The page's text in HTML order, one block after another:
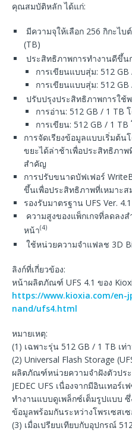
คุณสมบัติหลัก ได้แก่:
มีความจุให้เลือก 256 กิกะไบ
(TB)
ประสิทธิภาพการทำงานดีขึ้น
การเขียนแบบสุ่ม: 512
การเขียนแบบสุ่ม: 512
ปรับปรุงประสิทธิภาพการใช้
การอ่าน: 512 GB / 1 TB
การเขียน: 512 GB / 1
การจัดเรียงข้อมูลแบบเริ่มต้
ขยะได้ล่าช้าเพื่อประสิทธิภาพ
สำคัญ
การปรับขนาดบัฟเฟอร์
ขึ้นเพื่อประสิทธิภาพที่เหมาะส
รองรับมาตรฐาน UFS Ver. 4.1
ความสูงของแพ็กเกจที่ลดลง
หน้า(4)
ใช้หน่วยความจำแฟลช 3D
ลิงก์ที่เกี่ยวข้อง:
หน้าผลิตภัณฑ์ UFS 4.1 ของ
https://www.kioxia.com/en-
nand/ufs4.html
หมายเหตุ:
(1) เฉพาะรุ่น 512 GB / 1 TB เท่
(2) Universal Flash Storage
ผลิตภัณฑ์หน่วยความจำฝังตัวปร
JEDEC UFS เนื่องจากมีอินเทอร์
ทำงานแบบดูเพล็กซ์เต็มรูปแบบ
ข้อมูลพร้อมกันระหว่างโพรเซสเ
(3) เมื่อเปรียบเทียบกับอุปกรณ์